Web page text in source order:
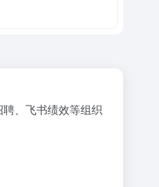
、飞书绩效等组织